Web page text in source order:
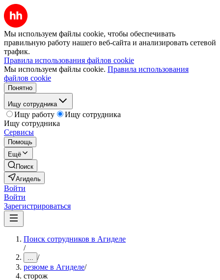
Мы используем файлы cookie, чтобы обеспечивать
правильную работу нашего веб-сайта и анализировать сетевой
трафик.
Правила использования файлов cookie
Мы используем файлы cookie. Правила использования
файлов cookie
Понятно
Ищу сотрудника
Ищу работу
Ищу сотрудника
Ищу сотрудника
Сервисы
Помощь
Ещё
Поиск
Агидель
Войти
Войти
Зарегистрироваться
Поиск сотрудников в Агиделе
/
... /
резюме в Агиделе/
сторож